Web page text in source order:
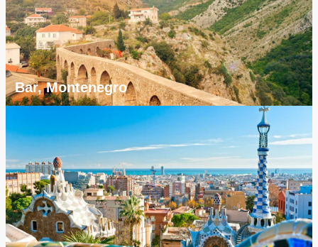
Bar, Montenegro